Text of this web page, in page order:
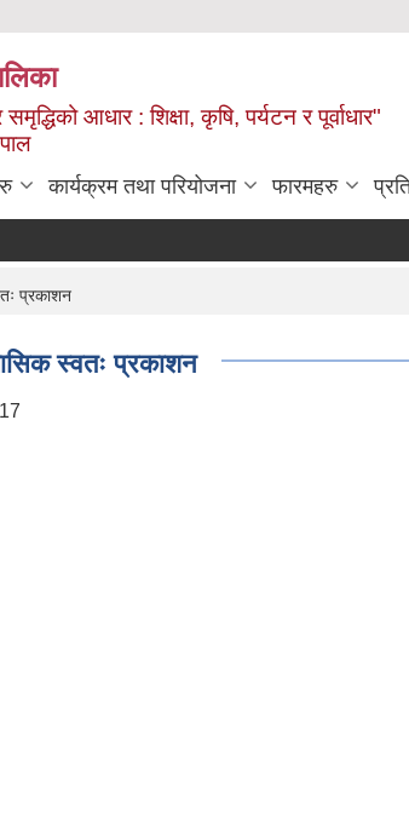
आधार : शिक्षा, कृषि, पर्यटन र पूर्वाधार"
कार्यक्रम तथा परियोजना फारमहरु
प्रकाशन
स्वतः प्रकाशन